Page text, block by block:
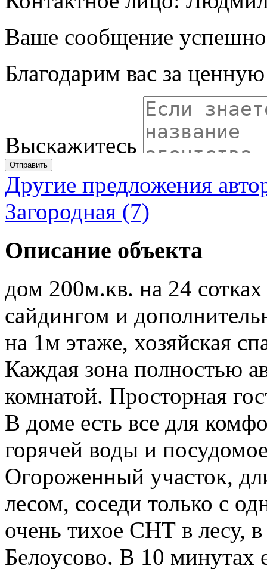
Ваше сообщение успешно
Благодарим вас за
Выскажитесь
Отправить
Другие предложения
Загородная (7)
Описание объекта
дом 200м.кв. на 24
сайдингом и
на 1м этаже, хозяйская
Каждая зона полностью
комнатой. Просторная
В доме есть все для
горячей воды и
Огороженный участок,
лесом, соседи только с
очень тихое СНТ в лесу,
Белоусово. В 10 минутах